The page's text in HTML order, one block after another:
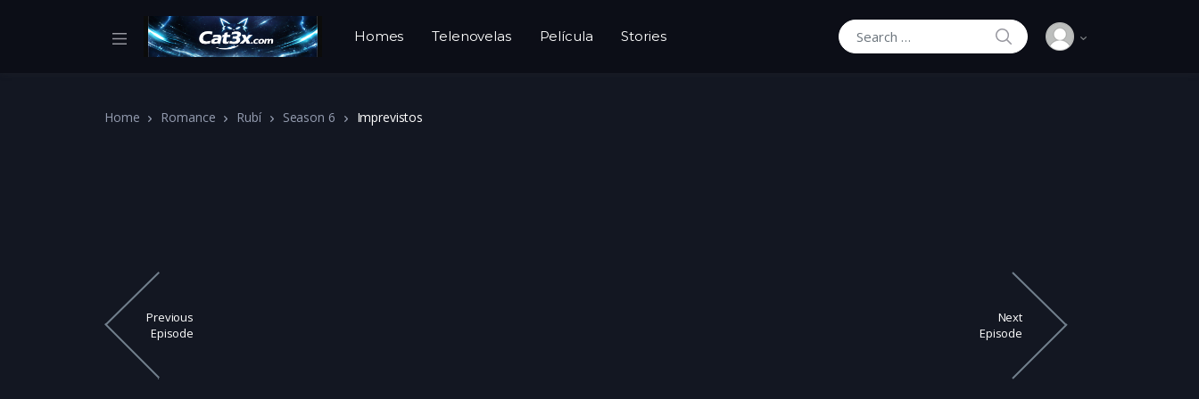
Homes Telenovelas Película Stories
Search for:
SEARCH
Home Romance Rubí Season 6 Imprevistos
Previous
Episode
Next
Episode